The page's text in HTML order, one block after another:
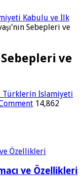
Kabulu ve İlk
Sebepleri ve
Sebepleri ve
Türklerin İslamiyeti
14,862
ve Özellikleri